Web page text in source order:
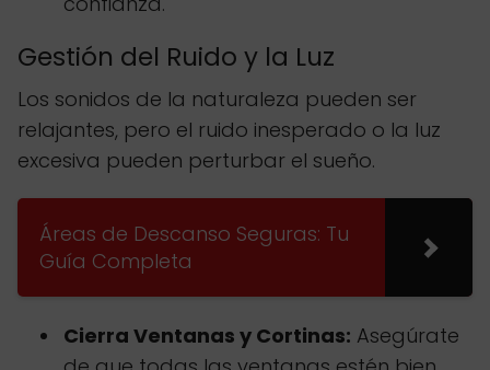
Gestión del Ruido y la Luz
Los sonidos de la naturaleza pueden ser
relajantes, pero el ruido inesperado o la luz
excesiva pueden perturbar el sueño.
Áreas de Descanso Seguras: Tu
Guía Completa
Cierra Ventanas y Cortinas: Asegúrate